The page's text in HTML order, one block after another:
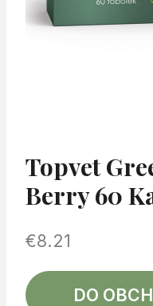
Topvet
Berry 60
€8.21
DO